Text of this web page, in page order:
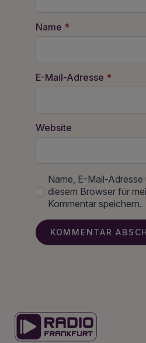
Name *
E-Mail-Adresse *
Website
Name, E-Mail-Adresse
diesem Browser für
Kommentar speichern.